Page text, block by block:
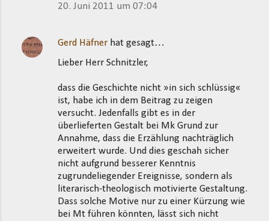
20. Juni 2011 um 07:04
Gerd Häfner hat gesagt…
Lieber Herr Schnitzler,
dass die Geschichte nicht »in sich schlüssig«
ist, habe ich in dem Beitrag zu zeigen
versucht. Jedenfalls gibt es in der
überlieferten Gestalt bei Mk Grund zur
Annahme, dass die Erzählung nachträglich
erweitert wurde. Und dies geschah sicher
nicht aufgrund besserer Kenntnis
zugrundeliegender Ereignisse, sondern als
literarisch-theologisch motivierte Gestaltung.
Dass solche Motive nur zu einer Kürzung wie
bei Mt führen könnten, lässt sich nicht